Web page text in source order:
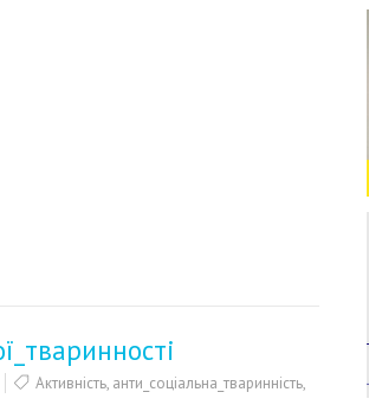
Активність, анти_соціальна_тваринність,